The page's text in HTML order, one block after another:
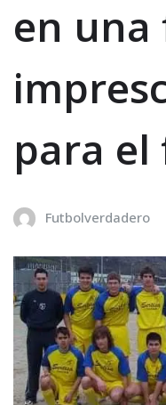
en una
para
Futbolverdadero